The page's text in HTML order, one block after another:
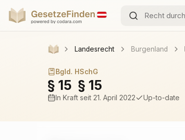
Landesrecht Burgenland
Bgld. HSchG
§ 15 § 15
In Kraft seit 21. April 2022 Up-to-date